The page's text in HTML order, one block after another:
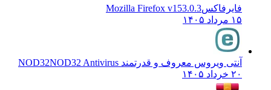
فایرفاکسMozilla Firefox v153.0.3
۱۵ مرداد ۱۴۰۵
آنتی ویروس معروف و قدرتمند NOD32 NOD32 Antivirus
۲۰ خرداد ۱۴۰۵